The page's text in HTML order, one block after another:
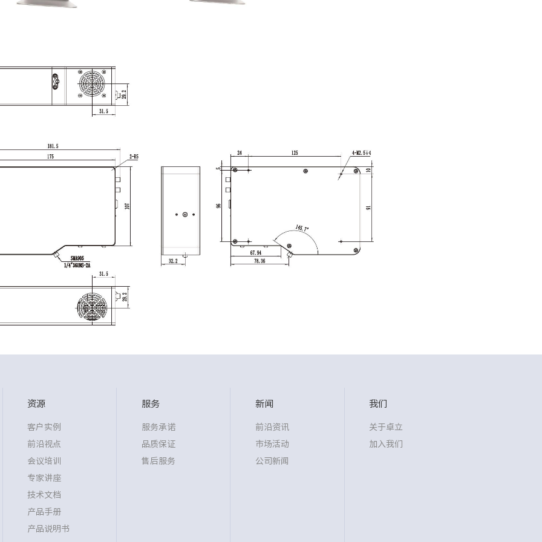
资源
客户实例
前沿视点
会议培训
专家讲座
技术文档
产品手册
产品说明书
服务
服务承诺
品质保证
售后服务
新闻
前沿资讯
市场活动
公司新闻
我们
关于卓立
加入我们